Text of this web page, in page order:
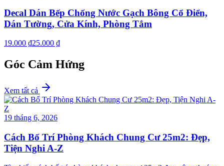
Decal Dán Bếp Chống Nước Gạch Bông Cổ Điển,
Dán Tường, Cửa Kính, Phòng Tắm
19.000 ₫25.000 ₫
Góc Cảm Hứng
Xem tất cả
19 tháng 6, 2026
Cách Bố Trí Phòng Khách Chung Cư 25m2: Đẹp,
Tiện Nghi A-Z